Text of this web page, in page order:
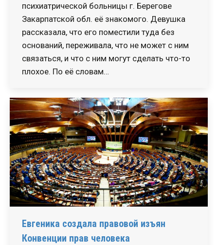
психиатрической больницы г. Берегове
Закарпатской обл. её знакомого. Девушка
рассказала, что его поместили туда без
оснований, переживала, что не может с ним
связаться, и что с ним могут сделать что-то
плохое. По её словам…
Евгеника создала правовой изъян
Конвенции прав человека